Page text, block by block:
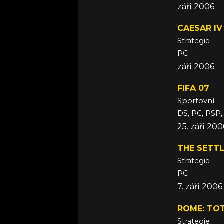
září 2006
CAESAR IV
Strategie
PC
září 2006
FIFA 07
Sportovní
DS, PC,
25. září
THE
Strategie
PC
7. září 2006
ROME:
Strategie